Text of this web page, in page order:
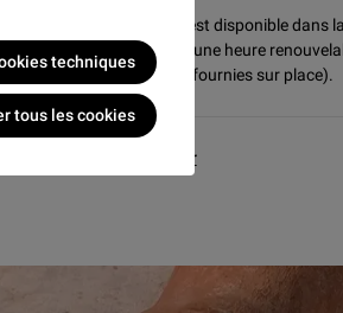
techniques
tous les cookies
« Louvre_WiFi_Gratuit » est disponible dans la
par session d’une heure
(conditions d’accès fournies sur place).
sledoc@louvre.fr